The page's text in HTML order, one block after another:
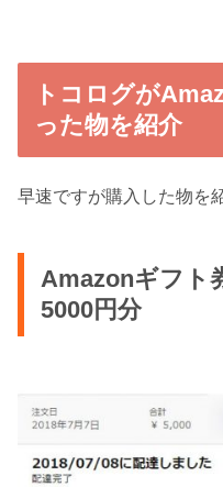
トコログが
った物を紹介
早速ですが購入した物を
Amazonギフト
5000円分